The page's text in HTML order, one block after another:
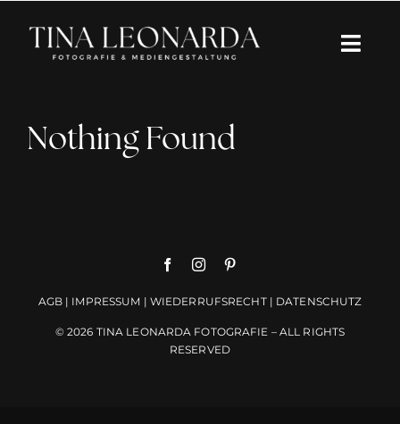
Inhalt
springen
Schreib mir
Nothing Found
© 2026 TINA LEONARDA FOTOGRAFIE – ALL RIGHTS
RESERVED
AGB | IMPRESSUM | WIEDERRUFSRECHT | DATENSCHUTZ